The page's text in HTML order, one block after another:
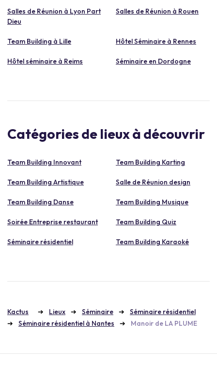
Salles de Réunion à Lyon Part
Dieu
Salles de Réunion à Rouen
Team Building à Lille Hôtel Séminaire à Rennes
Hôtel séminaire à Reims Séminaire en Dordogne
Catégories de lieux à découvrir
Team Building Innovant Team Building Karting
Team Building Artistique Salle de Réunion design
Team Building Danse Team Building Musique
Soirée Entreprise restaurant Team Building Quiz
Séminaire résidentiel Team Building Karaoké
Kactus Lieux Séminaire
Séminaire résidentiel
Séminaire résidentiel à Nantes
Manoir de LA PLUME